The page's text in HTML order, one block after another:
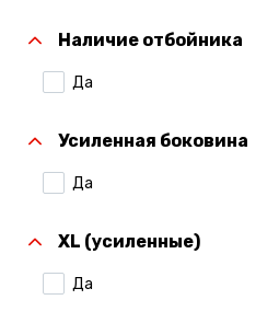
Gislaved
Gripmax
Kumho
Laufenn
Наличие отбойника
Да
Усиленная боковина
Да
XL (усиленные)
Да